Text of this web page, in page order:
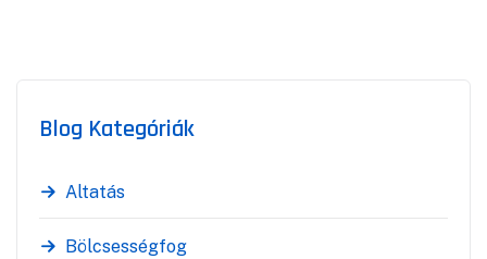
Blog Kategóriák
Altatás
Bölcsességfog